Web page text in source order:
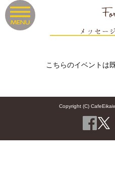
メッセー
こちらのイベントは
Copyright (C)